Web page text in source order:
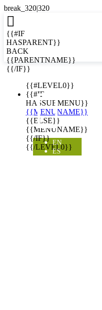

{{#IF
HASPARENT}}
BACK
{{PARENTNAME}}
{{/IF}}
{{#LEVEL0}}
{{#IF
HASSUBMENU}}
{{MENUNAME}}
{{ELSE}}
{{MENUNAME}}
{{/IF}}
{{/LEVEL0}}

EN
ES